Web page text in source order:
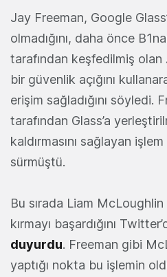
Jay Freeman, Google
olmadığını, daha önce
tarafından keşfedilmiş
bir güvenlik açığını
erişim sağladığını söyledi.
tarafından Glass’a
kaldırmasını sağlayan
sürmüştü.
Bu sırada Liam McLoughlin
kırmayı başardığını
duyurdu. Freeman gibi
yaptığı nokta bu işlemin